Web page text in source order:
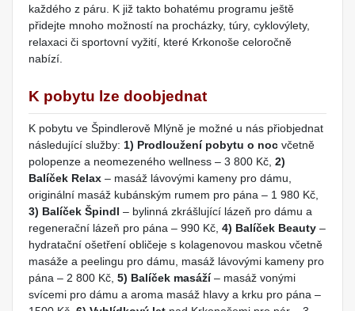
každého z páru. K již takto bohatému programu ještě
přidejte mnoho možností na procházky, túry, cyklovýlety,
relaxaci či sportovní vyžití, které Krkonoše celoročně
nabízí.
K pobytu lze doobjednat
K pobytu ve Špindlerově Mlýně je možné u nás přiobjednat
následující služby: 1) Prodloužení pobytu o noc včetně
polopenze a neomezeného wellness – 3 800 Kč, 2)
Balíček Relax – masáž lávovými kameny pro dámu,
originální masáž kubánským rumem pro pána – 1 980 Kč,
3) Balíček Špindl – bylinná zkrášlující lázeň pro dámu a
regenerační lázeň pro pána – 990 Kč, 4) Balíček Beauty –
hydratační ošetření obličeje s kolagenovou maskou včetně
masáže a peelingu pro dámu, masáž lávovými kameny pro
pána – 2 800 Kč, 5) Balíček masáží– masáž vonými
svícemi pro dámu a aroma masáž hlavy a krku pro pána –